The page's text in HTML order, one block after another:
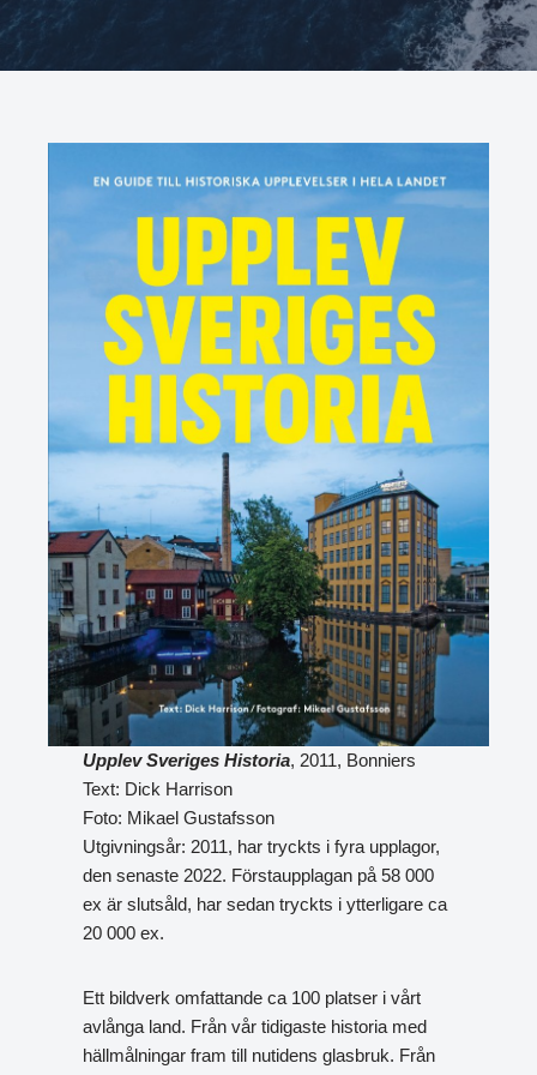
Upplev Sveriges Historia, 2011, Bonniers
Text: Dick Harrison
Foto: Mikael Gustafsson
Utgivningsår: 2011, har tryckts i fyra upplagor,
den senaste 2022. Förstaupplagan på 58 000
ex är slutsåld, har sedan tryckts i ytterligare ca
20 000 ex.
Ett bildverk omfattande ca 100 platser i vårt
avlånga land. Från vår tidigaste historia med
hällmålningar fram till nutidens glasbruk. Från